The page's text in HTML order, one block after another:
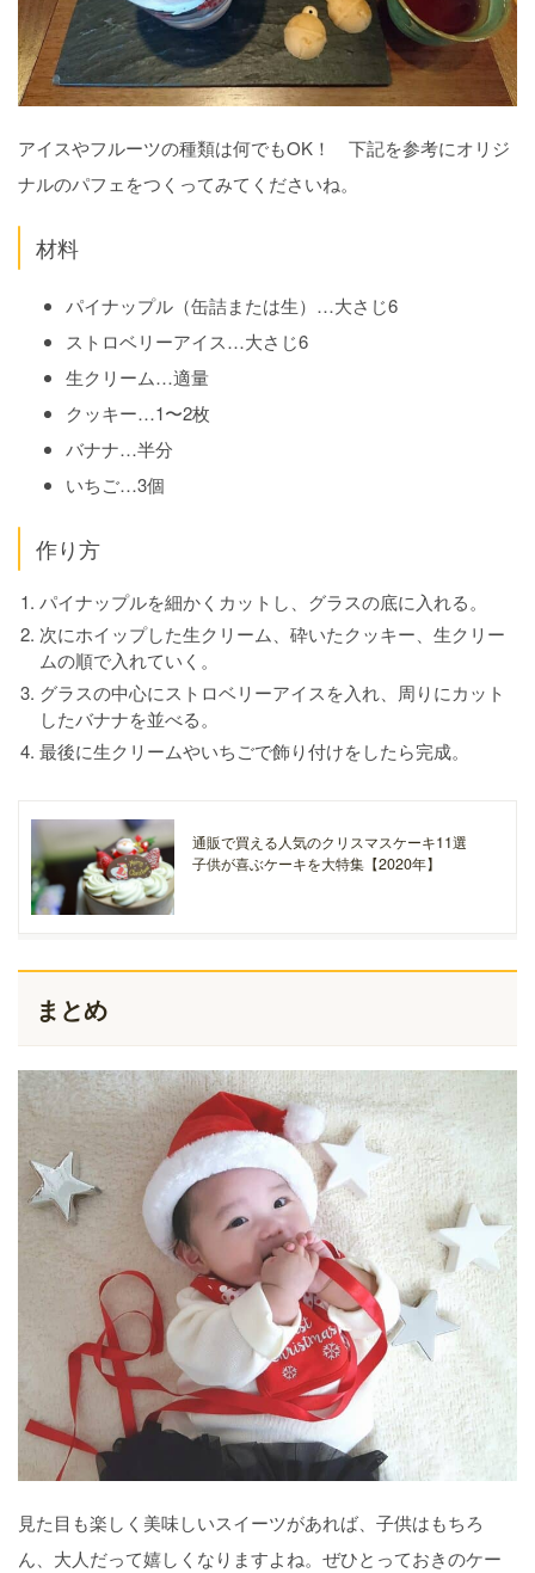
アイスやフルーツの種類は何でもOK！ 下記を参考にオリジ
ナルのパフェをつくってみてくださいね。
材料
パイナップル（缶詰または生）…大さじ6
ストロベリーアイス…大さじ6
生クリーム…適量
クッキー…1〜2枚
バナナ…半分
いちご…3個
作り方
パイナップルを細かくカットし、グラスの底に入れる。
次にホイップした生クリーム、砕いたクッキー、生クリー
ムの順で入れていく。
グラスの中心にストロベリーアイスを入れ、周りにカット
したバナナを並べる。
最後に生クリームやいちごで飾り付けをしたら完成。
通販で買える人気のクリスマスケーキ11選
子供が喜ぶケーキを大特集【2020年】
まとめ
見た目も楽しく美味しいスイーツがあれば、子供はもちろ
ん、大人だって嬉しくなりますよね。ぜひとっておきのケー